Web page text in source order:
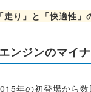
走り」と「快適性」
ンジンのマイ
年の初登場から